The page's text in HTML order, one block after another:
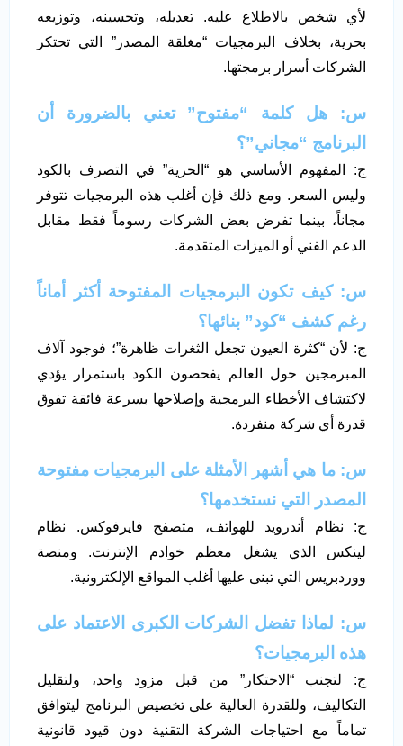
لأي شخص بالاطلاع عليه. تعديله، وتحسينه، وتوزيعه
بحرية، بخلاف البرمجيات “مغلقة المصدر” التي تحتكر
الشركات أسرار برمجتها.
س: هل كلمة “مفتوح” تعني بالضرورة أن
البرنامج “مجاني”؟
ج: المفهوم الأساسي هو “الحرية” في التصرف بالكود
وليس السعر. ومع ذلك فإن أغلب هذه البرمجيات تتوفر
مجاناً، بينما تفرض بعض الشركات رسوماً فقط مقابل
الدعم الفني أو الميزات المتقدمة.
س: كيف تكون البرمجيات المفتوحة أكثر أماناً
رغم كشف “كود” بنائها؟
ج: لأن “كثرة العيون تجعل الثغرات ظاهرة”؛ فوجود آلاف
المبرمجين حول العالم يفحصون الكود باستمرار يؤدي
لاكتشاف الأخطاء البرمجية وإصلاحها بسرعة فائقة تفوق
قدرة أي شركة منفردة.
س: ما هي أشهر الأمثلة على البرمجيات مفتوحة
المصدر التي نستخدمها؟
ج: نظام أندرويد للهواتف، متصفح فايرفوكس. نظام
لينكس الذي يشغل معظم خوادم الإنترنت. ومنصة
ووردبريس التي تبنى عليها أغلب المواقع الإلكترونية.
س: لماذا تفضل الشركات الكبرى الاعتماد على
هذه البرمجيات؟
ج: لتجنب “الاحتكار” من قبل مزود واحد، ولتقليل
التكاليف، وللقدرة العالية على تخصيص البرنامج ليتوافق
تماماً مع احتياجات الشركة التقنية دون قيود قانونية